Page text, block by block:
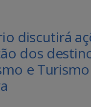
discutirá
dos
e